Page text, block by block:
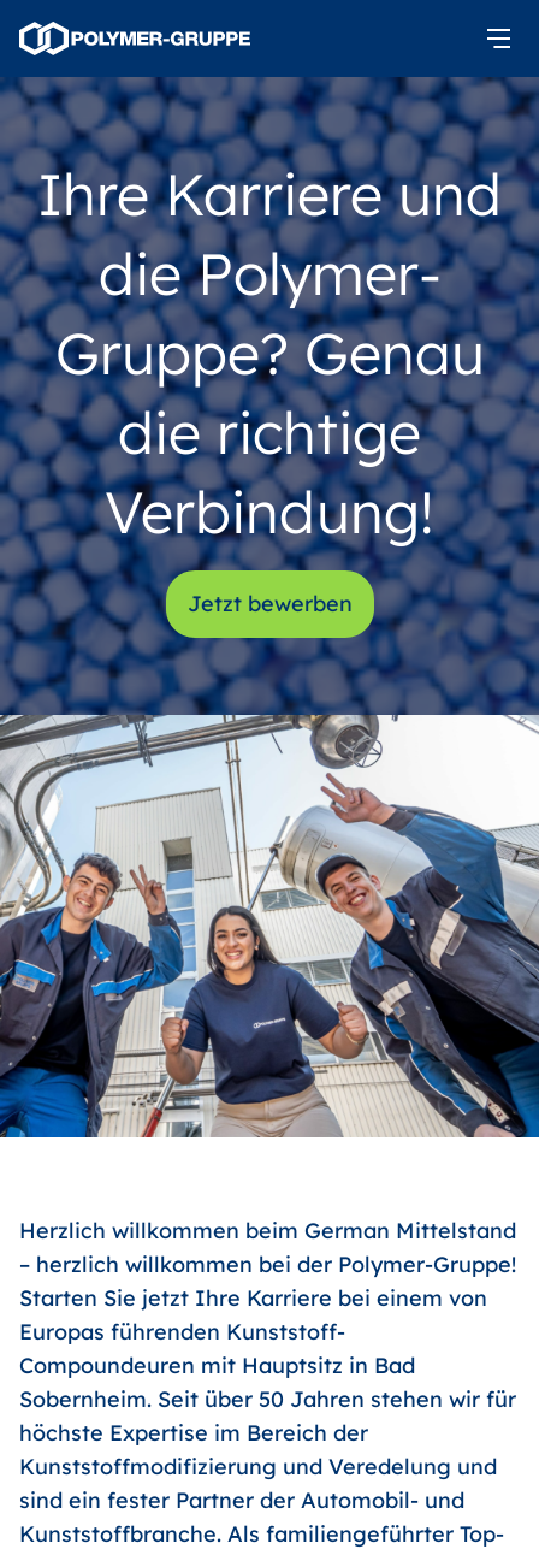
Ihre Karriere und
die Polymer-
Gruppe? Genau
die richtige
Verbindung!
Jetzt bewerben
Herzlich willkommen beim German Mittelstand
– herzlich willkommen bei der Polymer-Gruppe!
Starten Sie jetzt Ihre Karriere bei einem von
Europas führenden Kunststoff-
Compoundeuren mit Hauptsitz in Bad
Sobernheim. Seit über 50 Jahren stehen wir für
höchste Expertise im Bereich der
Kunststoffmodifizierung und Veredelung und
sind ein fester Partner der Automobil- und
Kunststoffbranche. Als familiengeführter Top-